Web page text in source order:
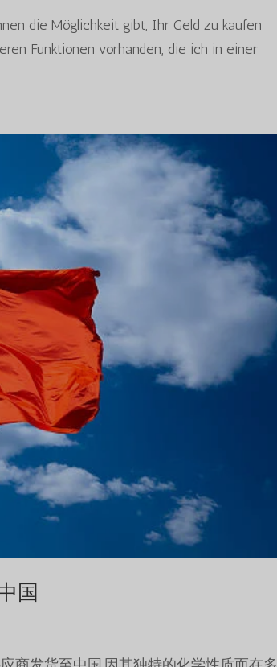
die Möglichkeit gibt, Ihr Geld zu kaufen
Funktionen vorhanden, die ich in einer
国